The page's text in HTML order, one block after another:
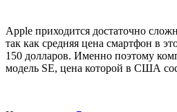
Apple приходится достаточно
так как средняя цена смартфон в
150 долларов. Именно поэтому
модель SE, цена которой в США